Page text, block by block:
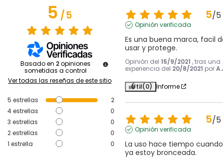
5/5
Basado en 2 opiniones
sometidas a control
Ver todas las reseñas de este sitio
5 estrellas
2
4estrellas
0
3 estrellas
0
2estrellas
0
1 estrella 0
5/5
Opinión verificada
Es una buena marca, facil
usar y protege.
Opinión del 15/9/2021 , tras una
experiencia del 20/8/2021 por
Útil(0) Informe
5/5
Opinión verificada
La uso hace tiempo cuando
ya estoy bronceada.